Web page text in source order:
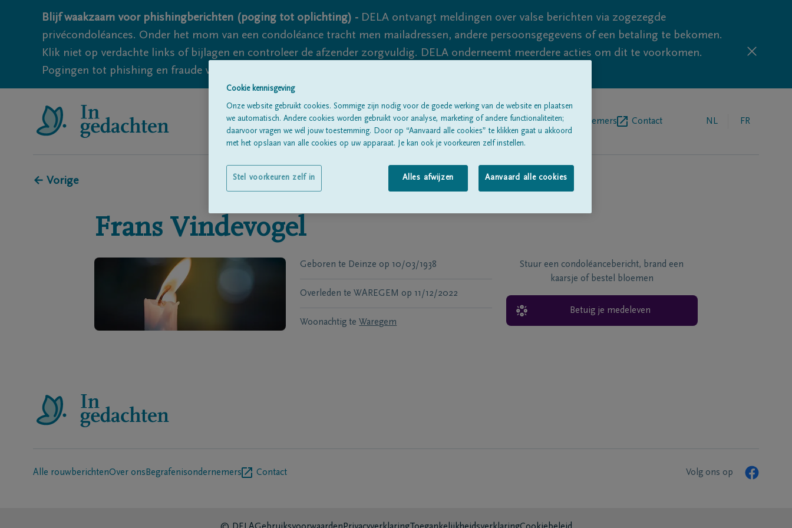
Blijf waakzaam voor phishingberichten (poging tot oplichting) - DELA ontvangt meldingen over valse berichten via zogezegde
privécondoléances. Onder het mom van een condoléance tracht men mailadressen, andere persoonsgegevens of een betaling te bekomen.
Klik niet op verdachte links of bijlagen en controleer de afzender zorgvuldig. DELA onderneemt meerdere acties om dit te voorkomen.
Pogingen tot phishing en fraude vallen echter nooit volledig uit te sluiten, dus blijf waakzaam.
Alle rouwberichten Over onsBegrafenisondernemers Contact NL FR
← Vorige
Frans Vindevogel
Geboren te Deinze op 10/03/1938
Overleden te WAREGEM op 11/12/2022
Woonachtig te Waregem
Stuur een condoléancebericht, brand een
kaarsje of bestel bloemen
Betuig je medeleven
Alle rouwberichtenOver ons Begrafenisondernemers Contact Volg ons op
Cookie kennisgeving
Onze website gebruikt cookies. Sommige zijn nodig voor de goede werking van de website en plaatsen
we automatisch. Andere cookies worden gebruikt voor analyse, marketing of andere functionaliteiten;
daarvoor vragen we wél jouw toestemming. Door op “Aanvaard alle cookies” te klikken gaat u akkoord
met het opslaan van alle cookies op uw apparaat. Je kan ook je voorkeuren zelf instellen.
Alles afwijzen Aanvaard alle cookies
Stel voorkeuren zelf in